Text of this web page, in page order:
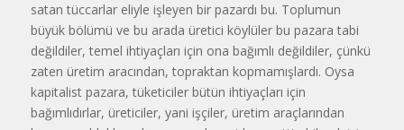
satan tüccarlar eliyle işleyen bir pazardı bu. Toplumun
büyük bölümü ve bu arada üretici köylüler bu pazara tabi
değildiler, temel ihtiyaçları için ona bağımlı değildiler, çünkü
zaten üretim aracından, topraktan kopmamışlardı. Oysa
kapitalist pazara, tüketiciler bütün ihtiyaçları için
bağımlıdırlar, üreticiler, yani işçiler, üretim araçlarından